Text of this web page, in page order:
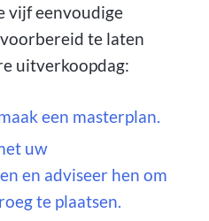
vijf eenvoudige
te laten
uitverkoopdag:
een masterplan.
uw
en adviseer hen om
te plaatsen.